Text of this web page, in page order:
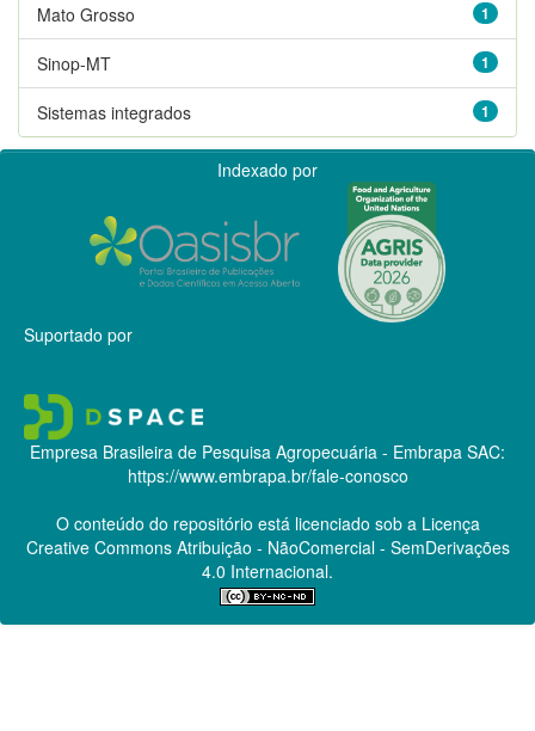
1
Mato Grosso
1
Sinop-MT
1
Sistemas integrados
Indexado por
Suportado por
Empresa Brasileira de Pesquisa Agropecuária - Embrapa SAC:
https://www.embrapa.br/fale-conosco
O conteúdo do repositório está licenciado sob a Licença
Creative CommonsAtribuição - NãoComercial - SemDerivações
4.0 Internacional.